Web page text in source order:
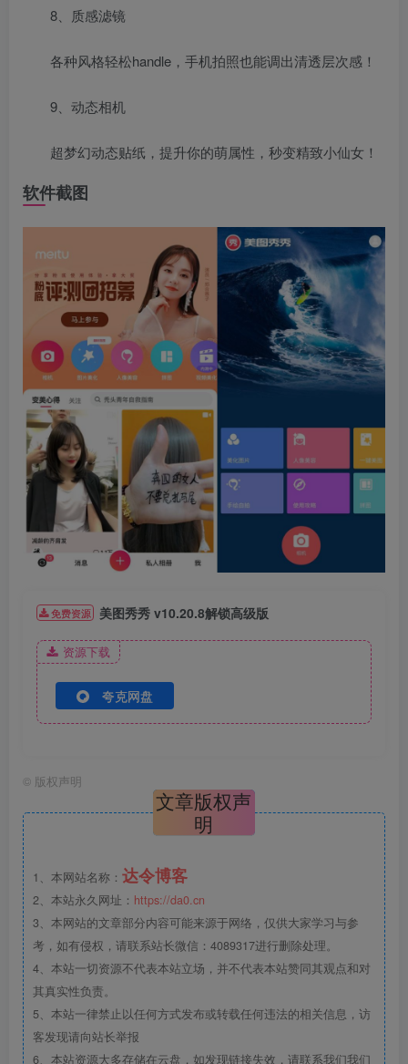
8、质感滤镜
各种风格轻松handle，手机拍照也能调出清透层次感！
9、动态相机
超梦幻动态贴纸，提升你的萌属性，秒变精致小仙女！
软件截图
免费资源 美图秀秀 v10.20.8解锁高级版
资源下载
夸克网盘
© 版权声明
文章版权声
明
1、本网站名称： 达令博客
2、本站永久网址： https://da0.cn
3、本网站的文章部分内容可能来源于网络，仅供大家学习与参
考，如有侵权，请联系站长微信：4089317进行删除处理。
4、本站一切资源不代表本站立场，并不代表本站赞同其观点和对
其真实性负责。
5、本站一律禁止以任何方式发布或转载任何违法的相关信息，访
客发现请向站长举报
6、本站资源大多存储在云盘，如发现链接失效，请联系我们我们